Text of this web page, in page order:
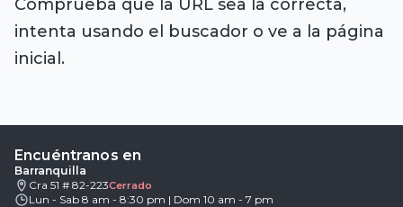
Comprueba que la URL sea la correcta,
intenta usando el buscador o ve a la página
inicial.
Encuéntranos en
Barranquilla
Cra 51 # 82-223Cerrado
Lun - Sab 8 am - 8:30 pm | Dom 10 am - 7 pm